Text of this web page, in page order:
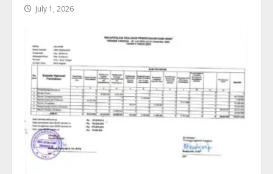
July 1, 2026